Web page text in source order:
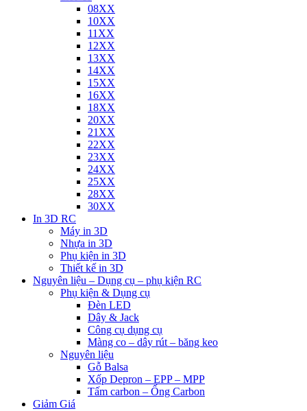
08XX
10XX
11XX
12XX
13XX
14XX
15XX
16XX
18XX
20XX
21XX
22XX
23XX
24XX
25XX
28XX
30XX
In 3D RC
Máy in 3D
Nhựa in 3D
Phụ kiện in 3D
Thiết kế in 3D
Nguyên liệu – Dụng cụ – phụ kiện RC
Phụ kiện & Dụng cụ
Đèn LED
Dây & Jack
Công cụ dụng cụ
Màng co – dây rút – băng keo
Nguyên liệu
Gỗ Balsa
Xốp Depron – EPP – MPP
Tấm carbon – Ống Carbon
Giảm Giá